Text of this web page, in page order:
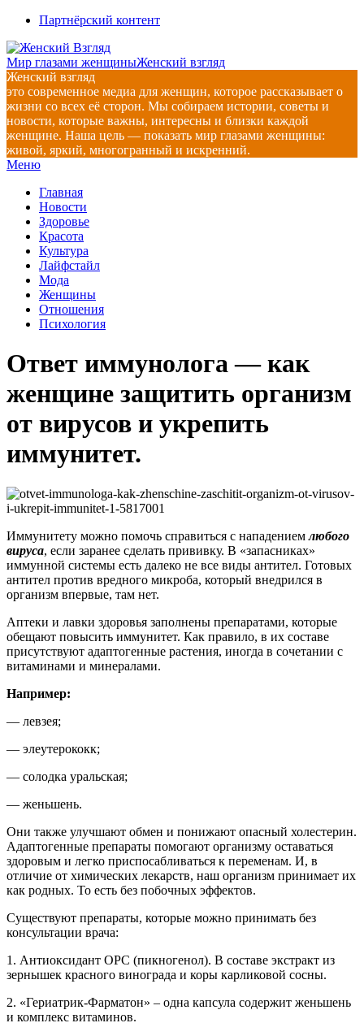
Перейти
содержимому
Партнёрский контент
Мир глазами женщиныЖенский взгляд
Женский взгляд
это современное медиа для женщин, которое рассказывает о
жизни со всех её сторон. Мы собираем истории, советы и
новости, которые важны, интересны и близки каждой
женщине. Наша цель — показать мир глазами женщины:
живой, яркий, многогранный и искренний.
Главное
меню
Меню
Главная
Новости
Здоровье
Красота
Культура
Лайфстайл
Мода
Женщины
Отношения
Психология
Ответ иммунолога — как
женщине защитить организм
от вирусов и укрепить
иммунитет.
Иммунитету можно помочь справиться с нападениемлюбого
вируса, если заранее сделать прививку. В «запасниках»
иммунной системы есть далеко не все виды антител. Готовых
антител против вредного микроба, который внедрился в
организм впервые, там нет.
Аптеки и лавки здоровья заполнены препаратами, которые
обещают повысить иммунитет. Как правило, в их составе
присутствуют адаптогенные растения, иногда в сочетании с
витаминами и минералами.
Например:
— левзея;
— элеутерококк;
— солодка уральская;
— женьшень.
Они также улучшают обмен и понижают опасный холестерин.
Адаптогенные препараты помогают организму оставаться
здоровым и легко приспосабливаться к переменам. И, в
отличие от химических лекарств, наш организм принимает их
как родных. То есть без побочных эффектов.
Существуют препараты, которые можно принимать без
консультации врача:
1. Антиоксидант ОРС (пикногенол). В составе экстракт из
зернышек красного винограда и коры карликовой сосны.
2. «Гериатрик-Фарматон» – одна капсула содержит женьшень
и комплекс витаминов.